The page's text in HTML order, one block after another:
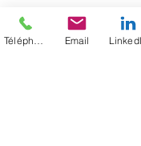
Email